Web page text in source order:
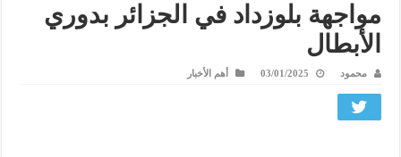
مواجهة بلوزداد في الجزائر بدوري
الأبطال
محمود 03/01/2025 أهم الأخبار